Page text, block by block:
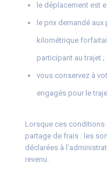
le déplacement est
le prix demandé aux
kilométrique
participant au trajet ;
vous conservez à
engagés pour le
Lorsque ces conditions
partage de frais : les
déclarées à
revenu.